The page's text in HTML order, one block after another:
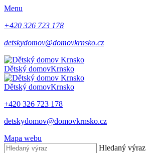
Menu
+420 326 723 178
detskydomov@domovkrnsko.cz
Dětský domovKrnsko
Dětský domovKrnsko
+420 326 723 178
detskydomov@domovkrnsko.cz
Mapa webu
Hledaný výraz